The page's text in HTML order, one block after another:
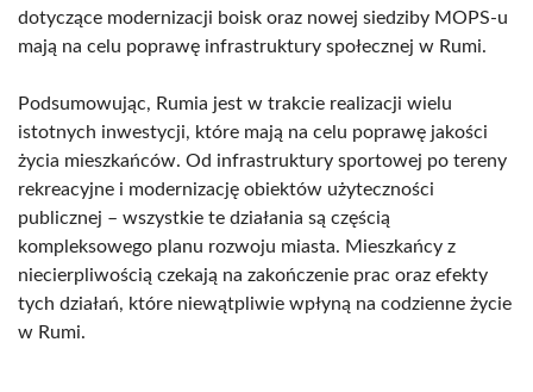
dotyczące modernizacji boisk oraz nowej siedziby MOPS-u
mają na celu poprawę infrastruktury społecznej w Rumi.
Podsumowując, Rumia jest w trakcie realizacji wielu
istotnych inwestycji, które mają na celu poprawę jakości
życia mieszkańców. Od infrastruktury sportowej po tereny
rekreacyjne i modernizację obiektów użyteczności
publicznej – wszystkie te działania są częścią
kompleksowego planu rozwoju miasta. Mieszkańcy z
niecierpliwością czekają na zakończenie prac oraz efekty
tych działań, które niewątpliwie wpłyną na codzienne życie
w Rumi.